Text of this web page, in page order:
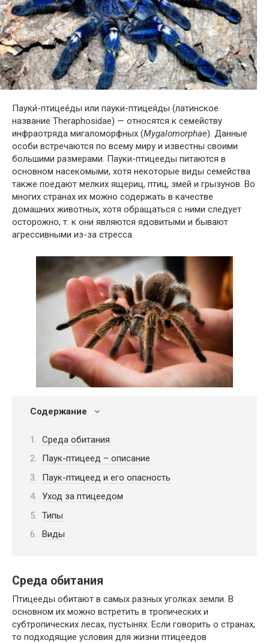
Пауки́-птицее́ды или пауки-птицея́ды (латинское
название Theraphosidae) — относятся к семейству
инфраотряда мигаломорфных (Mygalomorphae). Данные
особи встречаются по всему миру и известны своими
большими размерами. Пауки-птицееды питаются в
основном насекомыми, хотя некоторые виды семейства
также поедают мелких ящериц, птиц, змей и грызунов. Во
многих странах их можно содержать в качестве
домашних животных, хотя обращаться с ними следует
осторожно, т. к они являются ядовитыми и бывают
агрессивными из-за стресса.
Содержание
Среда обитания
Паук-птицеед – описание
Паук-птицеед и его опасность
Уход за птицеедом
Типы
Виды
Среда обитания
Птицееды обитают в самых разных уголках земли. В
основном их можно встретить в тропических и
субтропических лесах, пустынях. Если говорить о странах,
то подходящие условия для жизни птицеедов